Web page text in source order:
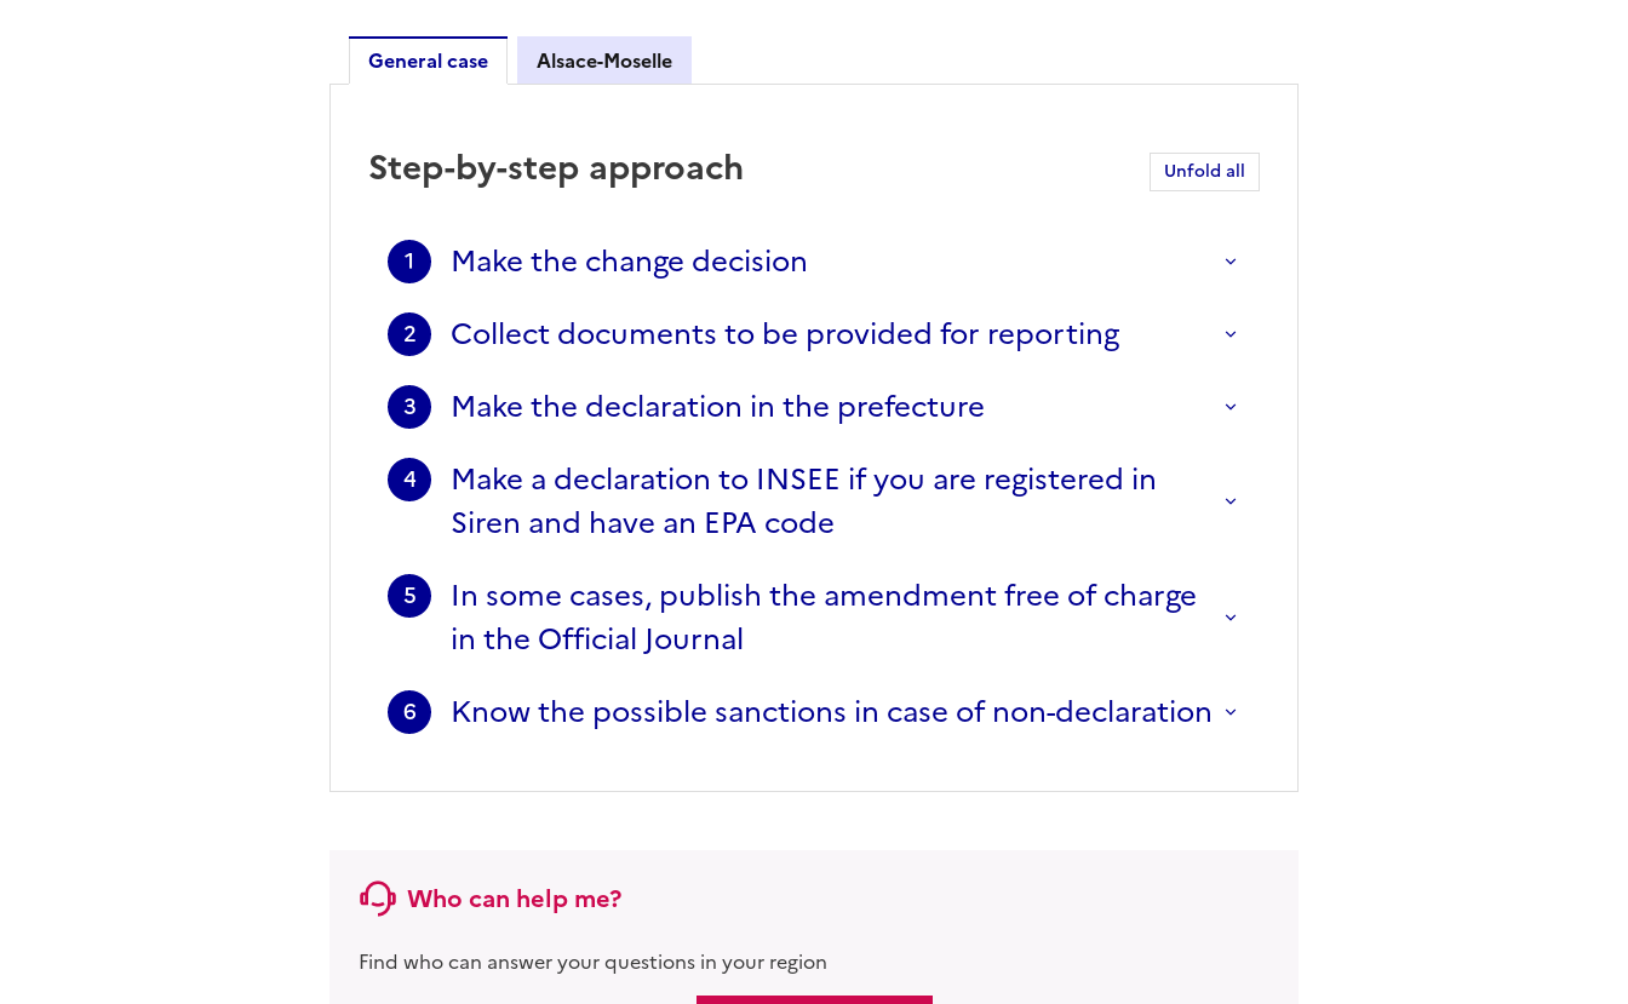
General case Alsace-Moselle
General case
Step-by-step approach Unfold all
1 Make the change decision
2 Collect documents to be provided for reporting
3 Make the declaration in the prefecture
4
Make a declaration to INSEE if you are registered in
Siren and have an EPA code
5
In some cases, publish the amendment free of charge
in the Official Journal
6 Know the possible sanctions in case of non-declaration
Who can help me?
Find who can answer your questions in your region